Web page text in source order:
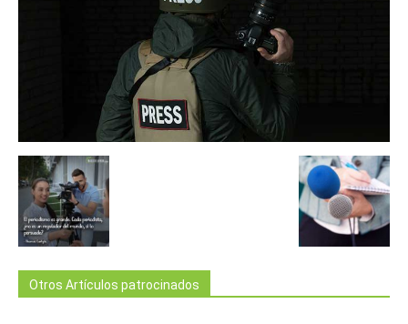
Otros Artículos patrocinados